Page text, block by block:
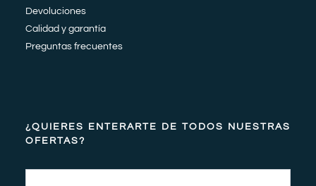
Devoluciones
Calidad y garantía
Preguntas frecuentes
¿QUIERES ENTERARTE DE TODOS NUESTRAS
OFERTAS?